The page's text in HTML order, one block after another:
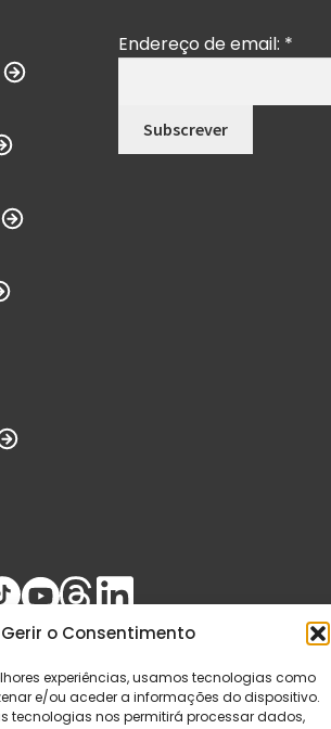
Gerir o Consentimento
experiências, usamos tecnologias como
e/ou aceder a informações do dispositivo.
tecnologias nos permitirá processar dados,
Endereço de email: *